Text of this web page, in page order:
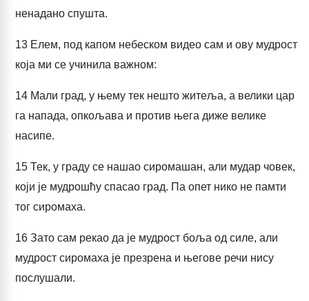
ненадано спушта.
13 Елем, под капом небеском видео сам и ову мудрост
која ми се учинила важном:
14 Мали град, у њему тек нешто житеља, а велики цар
га напада, опкољава и против њега диже велике
насипе.
15 Тек, у граду се нашао сиромашан, али мудар човек,
који је мудрошћу спасао град. Па опет нико не памти
тог сиромаха.
16 Зато сам рекао да је мудрост боља од силе, али
мудрост сиромаха је презрена и његове речи нису
послушали.